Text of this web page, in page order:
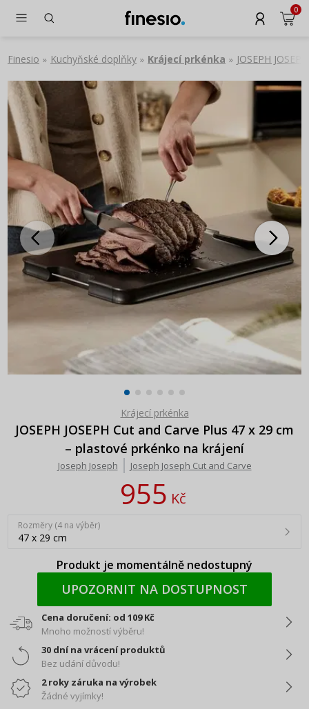
0
Finesio » Kuchyňské doplňky » Krájecí prkénka » JOSEPH
Krájecí prkénka
JOSEPH JOSEPH Cut and Carve Plus 47 x 29 cm
– plastové prkénko na krájení
Joseph Joseph Joseph Joseph Cut and Carve
955Kč
Rozměry (4 na výběr)
47 x 29 cm
Produkt je momentálně nedostupný
UPOZORNIT NA DOSTUPNOST
Cena doručení: od 109 Kč
Mnoho možností výběru!
30 dní na vrácení produktů
Bez udání důvodu!
2 roky záruka na výrobek
Žádné vyjímky!